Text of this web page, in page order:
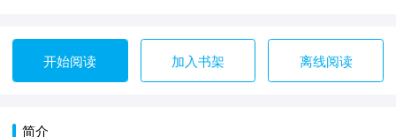
开始阅读 加入书架 离线阅读
简介